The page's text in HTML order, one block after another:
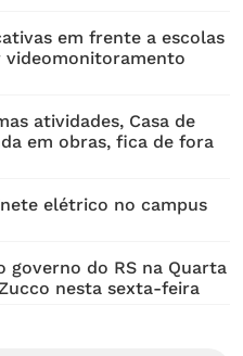
em frente a escolas
videomonitoramento
atividades, Casa de
em obras, fica de fora
elétrico no campus
governo do RS na Quarta
nesta sexta-feira